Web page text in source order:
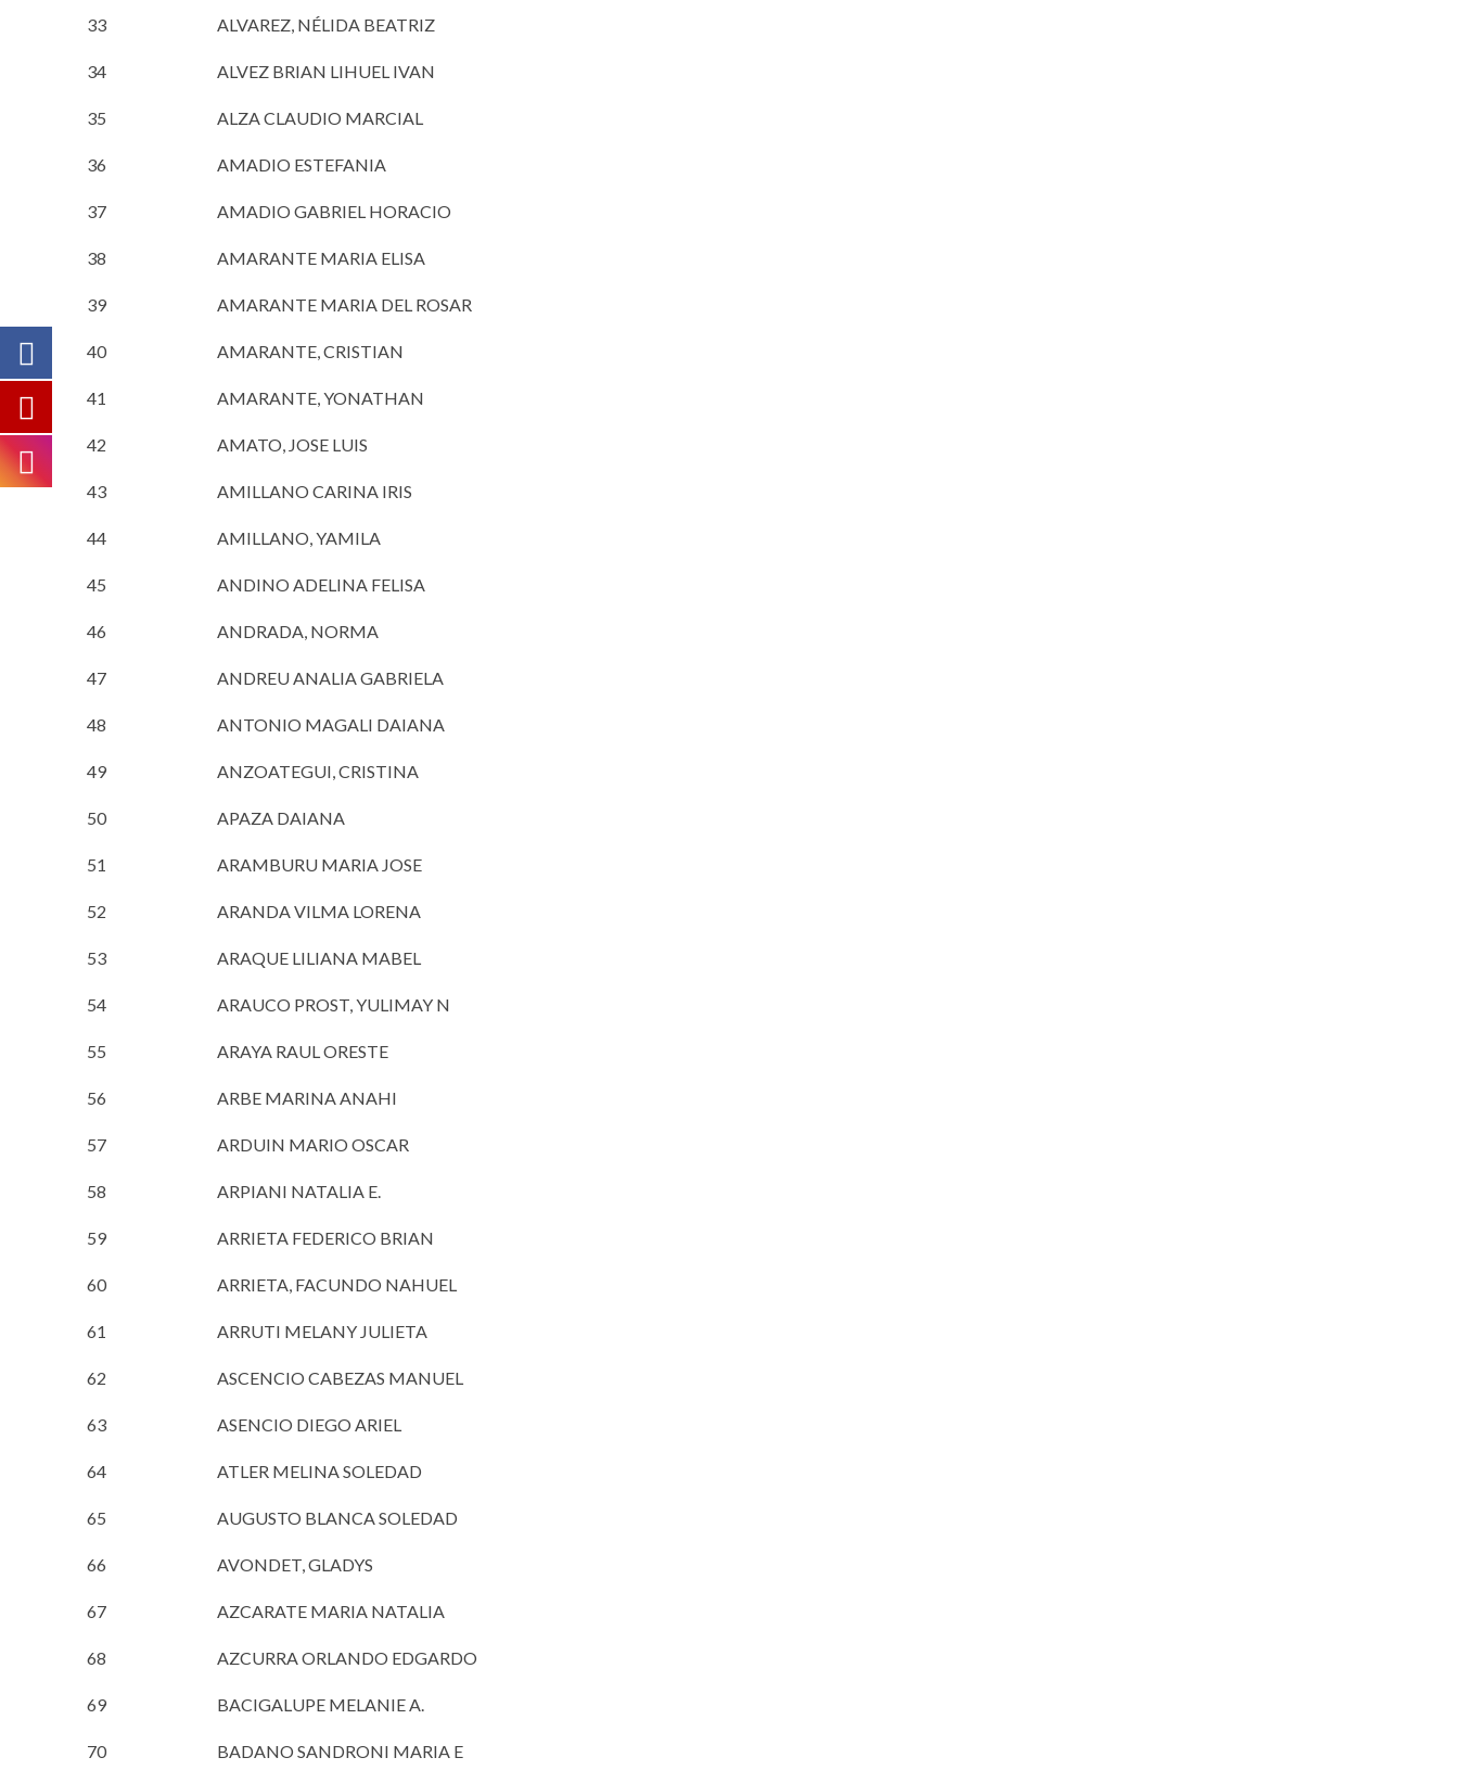
33 ALVAREZ, NÉLIDA BEATRIZ
34 ALVEZ BRIAN LIHUEL IVAN
35 ALZA CLAUDIO MARCIAL
36 AMADIO ESTEFANIA
37 AMADIO GABRIEL HORACIO
38 AMARANTE MARIA ELISA
39 AMARANTE MARIA DEL ROSAR
40 AMARANTE, CRISTIAN
41 AMARANTE, YONATHAN
42 AMATO, JOSE LUIS
43 AMILLANO CARINA IRIS
44 AMILLANO, YAMILA
45 ANDINO ADELINA FELISA
46 ANDRADA, NORMA
47 ANDREU ANALIA GABRIELA
48 ANTONIO MAGALI DAIANA
49 ANZOATEGUI, CRISTINA
50 APAZA DAIANA
51 ARAMBURU MARIA JOSE
52 ARANDA VILMA LORENA
53 ARAQUE LILIANA MABEL
54 ARAUCO PROST, YULIMAY N
55 ARAYA RAUL ORESTE
56 ARBE MARINA ANAHI
57 ARDUIN MARIO OSCAR
58 ARPIANI NATALIA E.
59 ARRIETA FEDERICO BRIAN
60 ARRIETA, FACUNDO NAHUEL
61 ARRUTI MELANY JULIETA
62 ASCENCIO CABEZAS MANUEL
63 ASENCIO DIEGO ARIEL
64 ATLER MELINA SOLEDAD
65 AUGUSTO BLANCA SOLEDAD
66 AVONDET, GLADYS
67 AZCARATE MARIA NATALIA
68 AZCURRA ORLANDO EDGARDO
69 BACIGALUPE MELANIE A.
70 BADANO SANDRONI MARIA E